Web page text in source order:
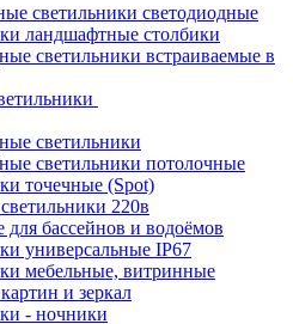
светильники светодиодные
ландшафтные столбики
светильники встраиваемые в
светильники
светильники потолочные
точечные (Spot)
220в
бассейнов и водоёмов
универсальные IP67
мебельные, витринные
и зеркал
- ночники